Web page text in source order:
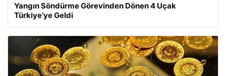
Yangın Söndürme Görevinden Dönen 4 Uçak
Türkiye’ye Geldi